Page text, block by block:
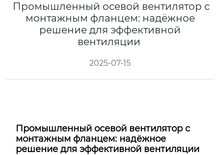
Промышленный осевой вентилятор с
монтажным фланцем: надёжное
решение для эффективной
вентиляции
2025-07-15
Промышленный осевой вентилятор с
монтажным фланцем: надёжное
решение для эффективной вентиляции